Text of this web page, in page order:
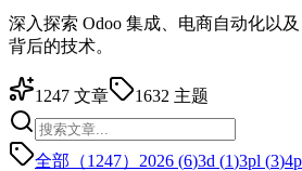
深入探索 Odoo 集成、电商自动化以
背后的技术。
1247 文章 1632 主题
全部（1247） 2026 (6)3d (1)3pl (3)